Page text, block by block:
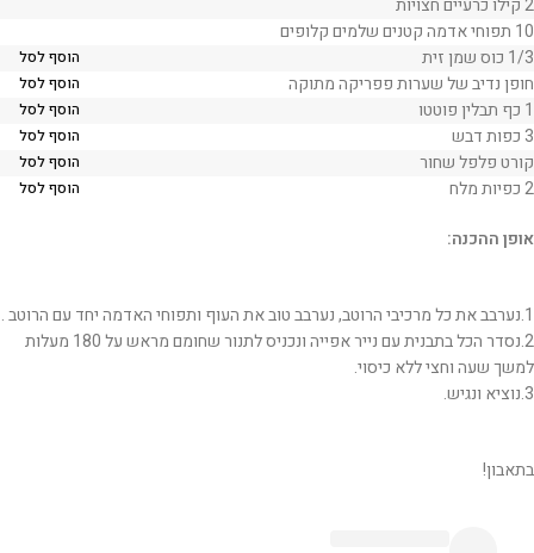
10 תפוחי אדמה קטנים שלמים קלופים
1/3 כוס שמן זית
הוסף לסל
חופן נדיב של שערות פפריקה מתוקה הוסף לסל
1 כף תבלין פוטטו הוסף לסל
3 כפות דבש הוסף לסל
קורט פלפל שחור הוסף לסל
2 כפיות מלח הוסף לסל
אופן ההכנה:
1.נערבב את כל מרכיבי הרוטב, נערבב טוב את העוף ותפוחי האדמה יחד עם הרוטב .
2.נסדר הכל בתבנית עם נייר אפייה ונכניס לתנור שחומם מראש על 180 מעלות
למשך שעה וחצי ללא כיסוי.
3.נוציא ונגיש.
בתאבון!